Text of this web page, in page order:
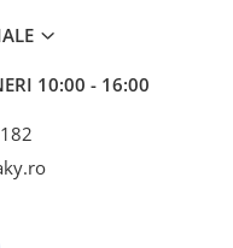
10:00 - 16:00